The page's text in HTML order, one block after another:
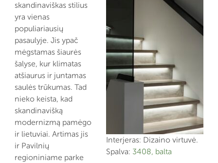
Interjeras: Dizaino virtuvė.
Spalva: 3408, balta
skandinaviškas stilius
yra vienas
populiariausių
pasaulyje. Jis ypač
mėgstamas šiaurės
šalyse, kur klimatas
atšiaurus ir juntamas
saulės trūkumas. Tad
nieko keista, kad
skandinavišką
modernizmą pamėgo
ir lietuviai. Artimas jis
ir Pavilnių
regioniniame parke